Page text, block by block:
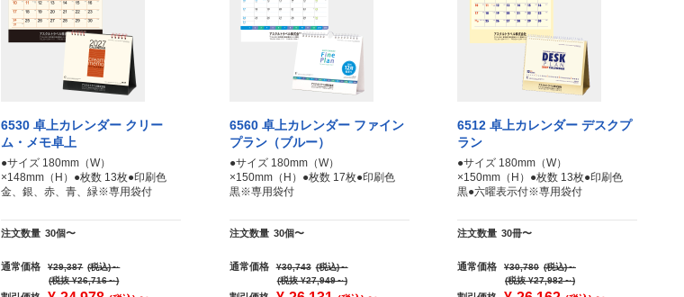
6530 卓上カレンダー クリー
ム・メモ卓上
●サイズ 180mm（W）
×148mm（H）●枚数 13枚●印刷色
金、銀、赤、青、緑※専用袋付
注文数量 30個〜
通常価格 ¥29,387 (税込)～
(税抜 ¥26,716～)
6560 卓上カレンダー ファイン
プラン（ブルー）
●サイズ 180mm（W）
×150mm（H）●枚数 17枚●印刷色
黒※専用袋付
注文数量 30個〜
通常価格 ¥30,743 (税込)～
(税抜 ¥27,949～)
6512 卓上カレンダー デスクプ
ラン
●サイズ 180mm（W）
×150mm（H）●枚数 13枚●印刷色
黒●六曜表示付※専用袋付
注文数量 30冊〜
通常価格 ¥30,780 (税込)～
(税抜 ¥27,982～)